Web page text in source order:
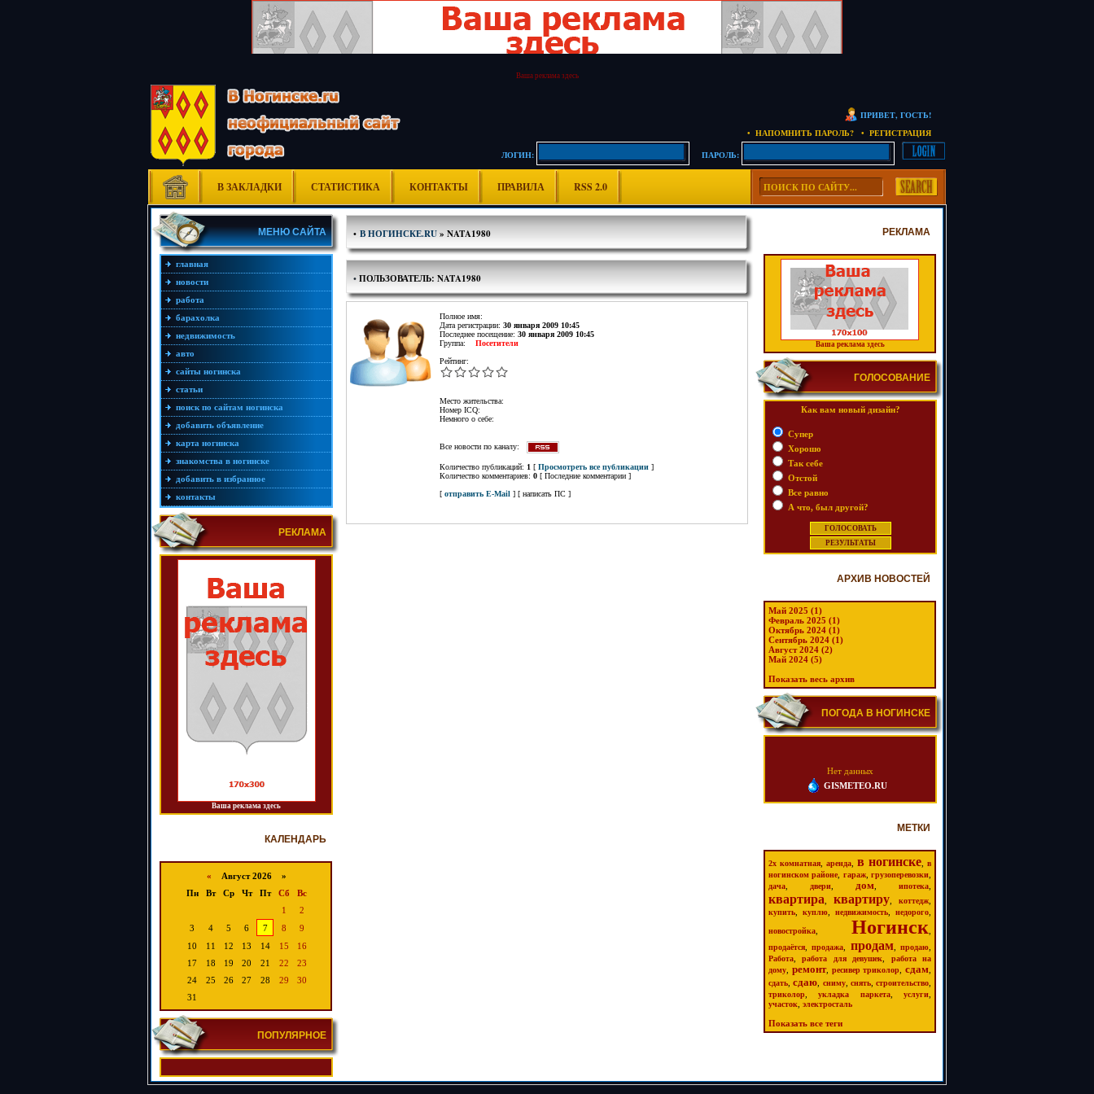
Ваша реклама здесь
ПРИВЕТ, ГОСТЬ!
• НАПОМНИТЬ ПАРОЛЬ?
• РЕГИСТРАЦИЯ
ЛОГИН:
ПАРОЛЬ:
В ЗАКЛАДКИ СТАТИСТИКА КОНТАКТЫ ПРАВИЛА RSS 2.0
МЕНЮ САЙТА
главная
новости
работа
барахолка
недвижимость
авто
сайты ногинска
статьи
поиск по сайтам ногинска
добавить объявление
карта ногинска
знакомства в ногинске
добавить в избранное
контакты
РЕКЛАМА
Ваша реклама здесь
КАЛЕНДАРЬ
« Август 2026 »
Пн
Вт Ср Чт Пт Сб
Вс
1
2
3
4 5 6 7 8
9
10
11 12 13 14 15
16
17
18 19 20 21 22
23
24
25 26 27 28 29
30
31
ПОПУЛЯРНОЕ
• В НОГИНСКЕ.RU» NATA1980
• ПОЛЬЗОВАТЕЛЬ: NATA1980
Полное имя:
Дата регистрации: 30 января 2009 10:45
Последнее посещение: 30 января 2009 10:45
Группа: Посетители
Рейтинг:
Место жительства:
Номер ICQ:
Немного о себе:
Все новости по каналу:
Количество публикаций: 1 [ Просмотреть все публикации ]
Количество комментариев: 0 [ Последние комментарии ]
[ отправить E-Mail ] [ написать ПС ]
РЕКЛАМА
Ваша реклама здесь
ГОЛОСОВАНИЕ
Как вам новый дизайн?
Супер
Хорошо
Так себе
Отстой
Все равно
А что, был другой?
АРХИВ НОВОСТЕЙ
Май 2025 (1)
Февраль 2025 (1)
Октябрь 2024 (1)
Сентябрь 2024 (1)
Август 2024 (2)
Май 2024 (5)
Показать весь архив
ПОГОДА В НОГИНСКЕ
Нет данных
GISMETEO.RU
МЕТКИ
2х комнатная аренда в ногинске
в
ногинском районе
гараж,грузоперевозки
дача двери дом ипотека
квартира квартиру коттедж
купить куплю недвижимость недорого
новостройка Ногинск
продаётся ,продажа продам,продаю
Работа ,работа для девушек
работа на
дому
ремонт, ресивер триколор сдам
сдать ,сдаю сниму, снять, строительство
триколор ,укладка паркета,услуги
участок электросталь
Показать все теги